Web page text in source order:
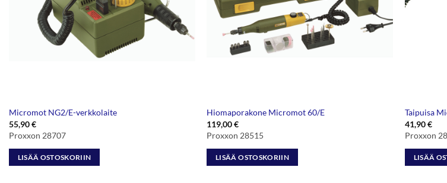
Micromot NG2/E-verkkolaite
55,90€
Proxxon 28707
LISÄÄ OSTOSKORIIN
Hiomaporakone Micromot 60/E
119,00€
Proxxon 28515
LISÄÄ OSTOSKORIIN
Taipuisa
41,90€
Proxxon
LISÄÄ